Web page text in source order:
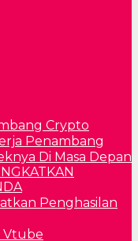
Penambang
Di Masa Depan
Penghasilan